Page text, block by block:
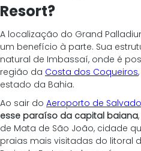
Resort?
A localização do Grand
um benefício à parte. Sua
natural de Imbassaí, onde é
região da Costa dos Coqueiros
estado da Bahia.
Ao sair do Aeroporto de
esse paraíso da capital baiana
de Mata de São João, cidade
praias mais visitadas do litoral